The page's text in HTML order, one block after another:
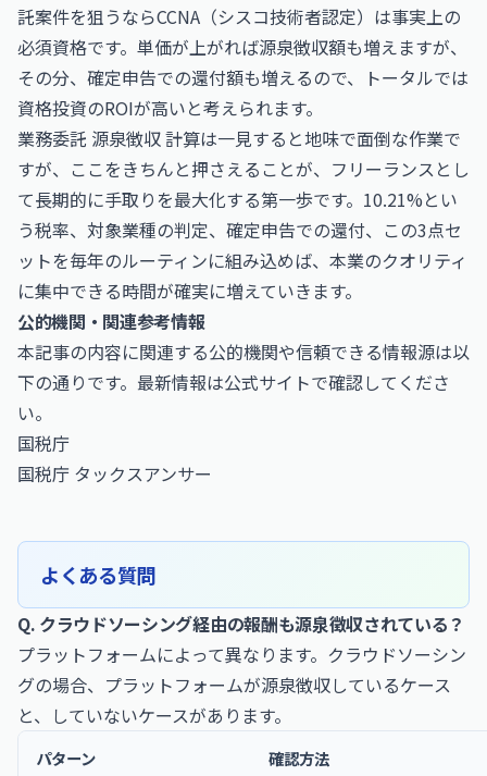
託案件を狙うならCCNA（シスコ技術者認定） は事実上の
必須資格です。単価が上がれば源泉徴収額も増えますが、
その分、確定申告での還付額も増えるので、トータルでは
資格投資のROIが高いと考えられます。
業務委託 源泉徴収 計算は一見すると地味で面倒な作業で
すが、ここをきちんと押さえることが、フリーランスとし
て長期的に手取りを最大化する第一歩です。10.21%とい
う税率、対象業種の判定、確定申告での還付、この3点セ
ットを毎年のルーティンに組み込めば、本業のクオリティ
に集中できる時間が確実に増えていきます。
公的機関・関連参考情報
本記事の内容に関連する公的機関や信頼できる情報源は以
下の通りです。最新情報は公式サイトで確認してくださ
い。
国税庁
国税庁 タックスアンサー
よくある質問
Q. クラウドソーシング経由の報酬も源泉徴収されている？
プラットフォームによって異なります。クラウドソーシン
グの場合、プラットフォームが源泉徴収しているケース
と、していないケースがあります。
パターン 確認方法